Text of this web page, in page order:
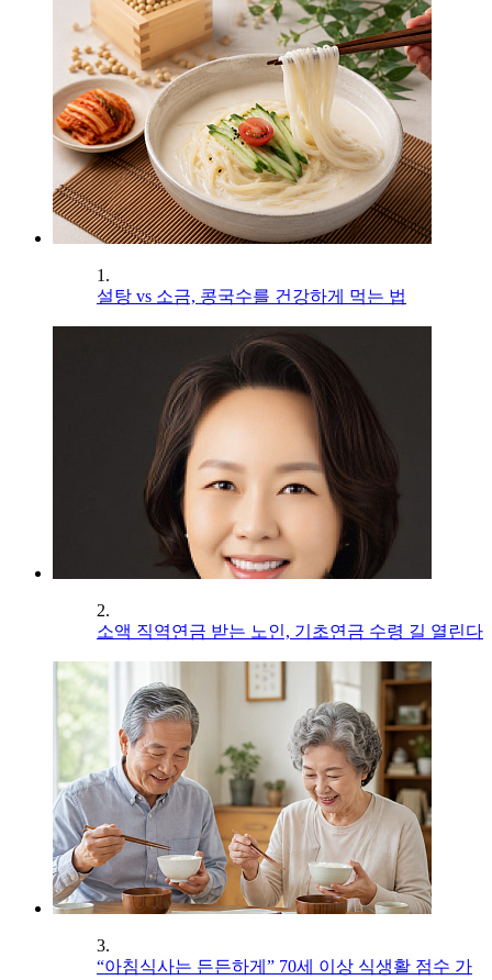
1.
설탕 vs 소금, 콩국수를 건강하게 먹는 법
2.
소액 직역연금 받는 노인, 기초연금 수령 길 열린다
3.
“아침식사는 든든하게” 70세 이상 식생활 점수 가